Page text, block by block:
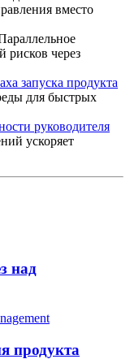
вместо
рисков через
запуска продукта
для быстрых
руководителя
ускоряет
над
продукта